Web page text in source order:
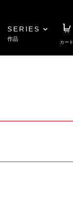
SERIES
作品
カート